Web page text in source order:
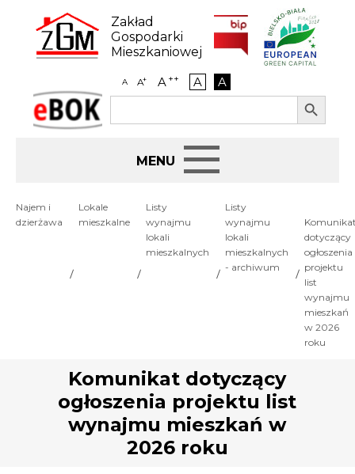
content
Zakład
Gospodarki
Mieszkaniowej
A A+ A++ A A
eBOK
Search
Search Button
BIP
Jak załatwić sprawę
Działania antysmogowe
Remonty budynków
Najem i
dzierżawa
Lokale
mieszkalne
Listy
wynajmu
lokali
mieszkalnych
Listy
wynajmu
lokali
mieszkalnych
- archiwum
dotyczący
ogłoszenia
projektu
list
wynajmu
mieszkań
w 2026
roku
Komunikat dotyczący
ogłoszenia projektu list
wynajmu mieszkań w
2026 roku